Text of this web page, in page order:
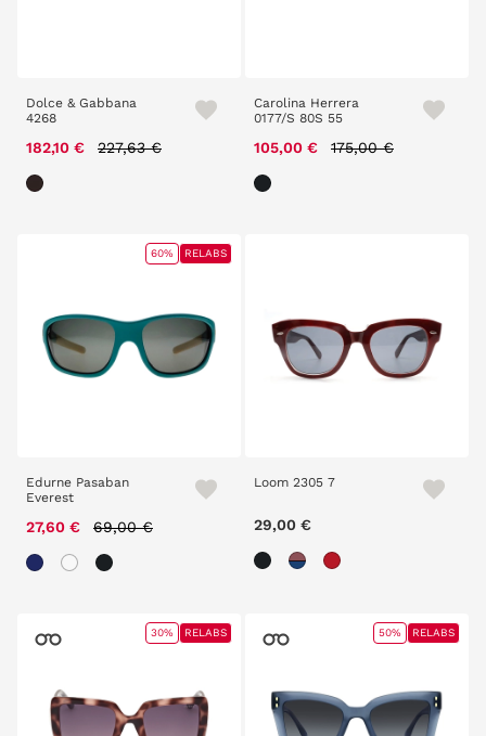
Dolce & Gabbana
4268
182,10 € Price reduced from
227,63 €
Carolina Herrera
0177/S 80S 55
105,00 € Price reduced from
175,00 €
Edurne Pasaban
Everest
27,60 € Price reduced from
69,00 €
60% RELABS
Loom 2305 7
29,00 €
30% RELABS 50% RELABS